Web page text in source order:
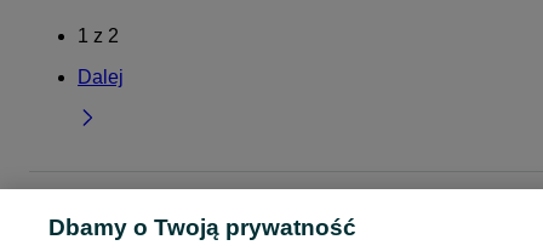
1 z 2
Dalej
Świece i świeczniki - Podkarpackie
Świece i świeczniki - Jasło
Dbamy o Twoją prywatność